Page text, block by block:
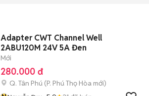
Adapter CWT Channel Well
2ABU120M 24V 5A Đen
Mới
280.000 đ
Q. Tân Phú (P. Phú Thọ Hòa mới)